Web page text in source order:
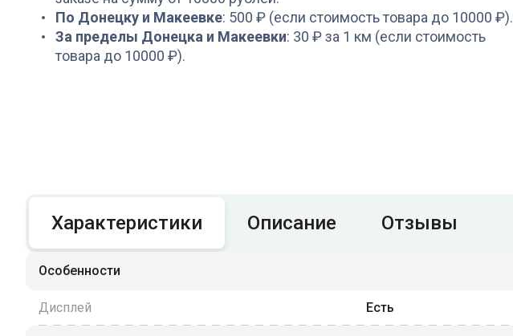
По Донецку и Макеевке: 500 ₽ (если стоимость товара до 10000 ₽).
За пределы Донецка и Макеевки: 30 ₽ за 1 км (если стоимость
товара до 10000 ₽).
Характеристики Описание Отзывы
Особенности
Дисплей Есть